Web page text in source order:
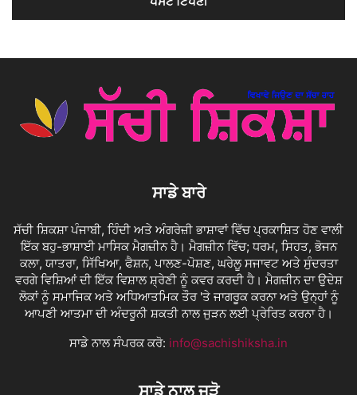
ਸਾਡੇ ਬਾਰੇ
ਸੱਚੀ ਸ਼ਿਕਸ਼ਾ ਪੰਜਾਬੀ, ਹਿੰਦੀ ਅਤੇ ਅੰਗਰੇਜ਼ੀ ਭਾਸ਼ਾਵਾਂ ਵਿੱਚ ਪ੍ਰਕਾਸ਼ਿਤ ਹੋਣ ਵਾਲੀ
ਇੱਕ ਬਹੁ-ਭਾਸ਼ਾਈ ਮਾਸਿਕ ਮੈਗਜ਼ੀਨ ਹੈ। ਮੈਗਜ਼ੀਨ ਵਿੱਚ; ਧਰਮ, ਸਿਹਤ, ਭੋਜਨ
ਕਲਾ, ਯਾਤਰਾ, ਸਿੱਖਿਆ, ਫੈਸ਼ਨ, ਪਾਲਣ-ਪੋਸ਼ਣ, ਘਰੇਲੂ ਸਜਾਵਟ ਅਤੇ ਸੁੰਦਰਤਾ
ਵਰਗੇ ਵਿਸ਼ਿਆਂ ਦੀ ਇੱਕ ਵਿਸ਼ਾਲ ਸ਼੍ਰੇਣੀ ਨੂੰ ਕਵਰ ਕਰਦੀ ਹੈ। ਮੈਗਜ਼ੀਨ ਦਾ ਉਦੇਸ਼
ਲੋਕਾਂ ਨੂੰ ਸਮਾਜਿਕ ਅਤੇ ਅਧਿਆਤਮਿਕ ਤੌਰ 'ਤੇ ਜਾਗਰੂਕ ਕਰਨਾ ਅਤੇ ਉਨ੍ਹਾਂ ਨੂੰ
ਆਪਣੀ ਆਤਮਾ ਦੀ ਅੰਦਰੂਨੀ ਸ਼ਕਤੀ ਨਾਲ ਜੁੜਨ ਲਈ ਪ੍ਰੇਰਿਤ ਕਰਨਾ ਹੈ।
ਸਾਡੇ ਨਾਲ ਸੰਪਰਕ ਕਰੋ: info@sachishiksha.in
ਸਾਡੇ ਨਾਲ ਜੁੜੋ